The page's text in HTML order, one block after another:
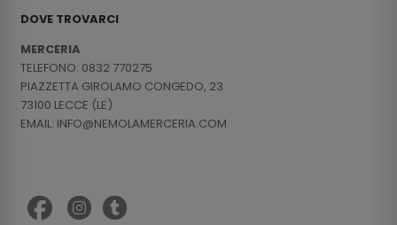
DOVE TROVARCI
MERCERIA
TELEFONO: 0832 770275
PIAZZETTA GIROLAMO CONGEDO, 23
73100 LECCE (LE)
EMAIL: INFO@NEMOLAMERCERIA.COM